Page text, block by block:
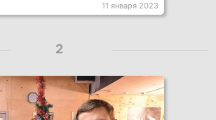
11 января 2023
2